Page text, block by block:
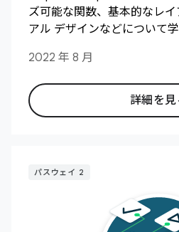
ズ可能な関数、基本的なレ
アル デザインなどについて学
2022 年 8 月
詳細を見
パスウェイ 2